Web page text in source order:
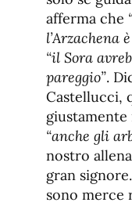
afferma che
l’Arzachena
“il Sora
pareggio”.
Castellucci,
“anche gli
nostro
gran
sono merce